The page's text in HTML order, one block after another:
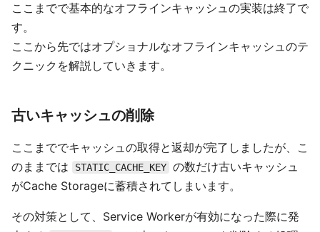
ここまでで基本的なオフラインキャッシュの実装は終了で
す。
ここから先ではオプショナルなオフラインキャッシュのテ
クニックを解説していきます。
古いキャッシュの削除
ここまででキャッシュの取得と返却が完了しましたが、こ
のままでは
STATIC_CACHE_KEY の数だけ古いキャッシュ
がCache Storageに蓄積されてしまいます。
その対策として、Service Workerが有効になった際に発